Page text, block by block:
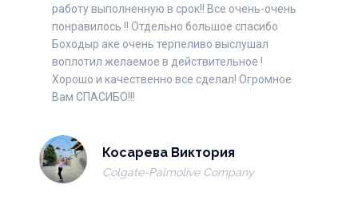
работу выполненную в срок!! Все очень-очень
понравилось !! Отдельно большое спасибо
Боходыр аке очень терпеливо выслушал
воплотил желаемое в действительное !
Хорошо и качественно все сделал! Огромное
Вам СПАСИБО!!!
Косарева Виктория
Colgate-Palmolive Company